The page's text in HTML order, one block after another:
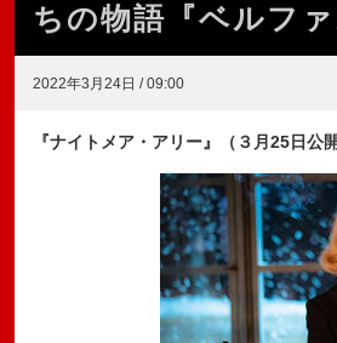
ちの物語『ベルフ
2022年3月24日 / 09:00
『ナイトメア・アリー』（３月25日公